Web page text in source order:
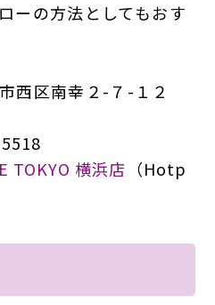
ーの方法としてもおす
西区南幸２-７-１２
TOKYO 横浜店 （Hotp